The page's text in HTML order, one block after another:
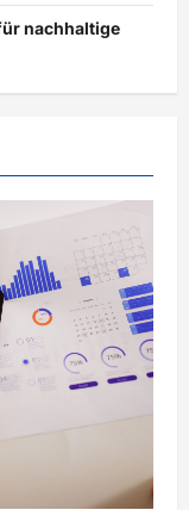
nachhaltige